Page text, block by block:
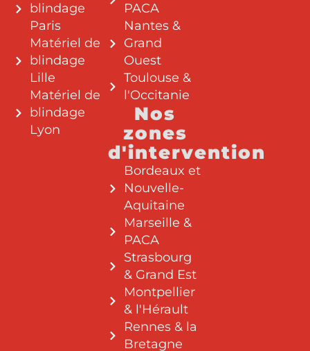
blindage
Paris
Matériel de
blindage
Lille
Matériel de
blindage
Lyon
PACA
Nantes &
Grand
Ouest
Toulouse &
l'Occitanie
Nos
zones
d'intervention
Bordeaux et
Nouvelle-
Aquitaine
Marseille &
PACA
Strasbourg
& Grand Est
Montpellier
& l'Hérault
Rennes & la
Bretagne